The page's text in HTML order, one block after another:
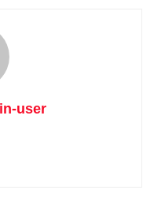
user